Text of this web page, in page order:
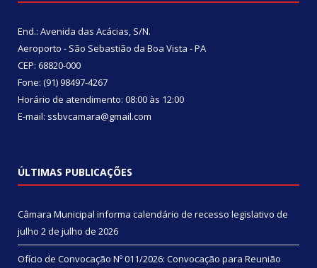
End.: Avenida das Acácias, S/N.
Aeroporto - São Sebastião da Boa Vista - PA
CEP: 68820-000
Fone: (91) 98497-4267
Horário de atendimento: 08:00 às 12:00
E-mail: ssbvcamara@gmail.com
ÚLTIMAS PUBLICAÇÕES
Câmara Municipal informa calendário de recesso legislativo de
julho 2 de julho de 2026
Ofício de Convocação Nº 011/2026: Convocação para Reunião